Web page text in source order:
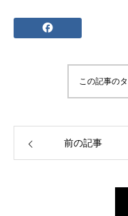
この記事の
前の記事